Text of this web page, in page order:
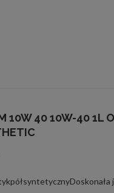
10W 40 10W-40 1L